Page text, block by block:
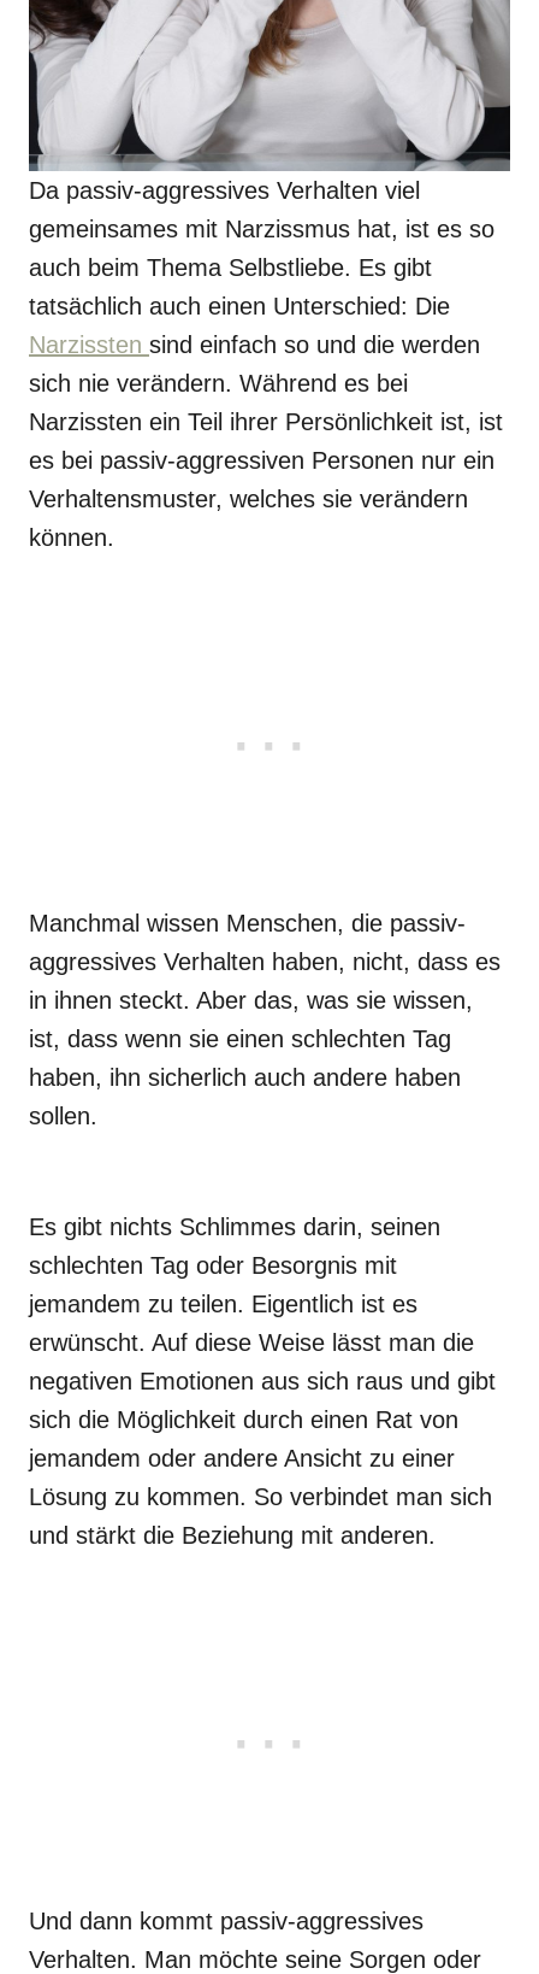
Da passiv-aggressives Verhalten viel
gemeinsames mit Narzissmus hat, ist es so
auch beim Thema Selbstliebe. Es gibt
tatsächlich auch einen Unterschied: Die
Narzissten sind einfach so und die werden
sich nie verändern. Während es bei
Narzissten ein Teil ihrer Persönlichkeit ist, ist
es bei passiv-aggressiven Personen nur ein
Verhaltensmuster, welches sie verändern
können.
Manchmal wissen Menschen, die passiv-
aggressives Verhalten haben, nicht, dass es
in ihnen steckt. Aber das, was sie wissen,
ist, dass wenn sie einen schlechten Tag
haben, ihn sicherlich auch andere haben
sollen.
Es gibt nichts Schlimmes darin, seinen
schlechten Tag oder Besorgnis mit
jemandem zu teilen. Eigentlich ist es
erwünscht. Auf diese Weise lässt man die
negativen Emotionen aus sich raus und gibt
sich die Möglichkeit durch einen Rat von
jemandem oder andere Ansicht zu einer
Lösung zu kommen. So verbindet man sich
und stärkt die Beziehung mit anderen.
Und dann kommt passiv-aggressives
Verhalten. Man möchte seine Sorgen oder